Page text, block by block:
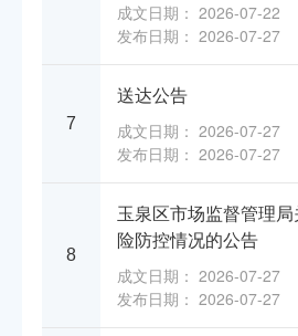
成文日期： 2026-07-22
发布日期： 2026-07-27
7
送达公告
成文日期： 2026-07-27
发布日期： 2026-07-27
8
玉泉区市场监督管理
险防控情况的公告
成文日期： 2026-07-27
发布日期： 2026-07-27